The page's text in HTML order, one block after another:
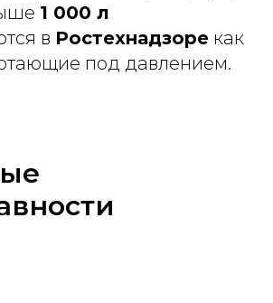
1 000 л
в Ростехнадзоре как
под давлением.